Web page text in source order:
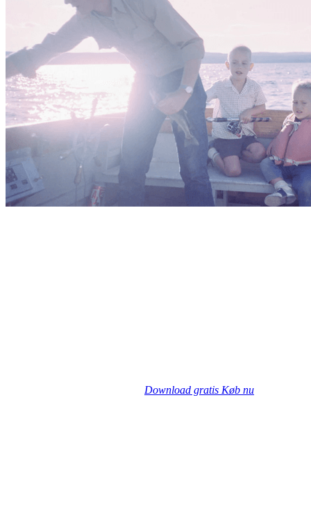
Download gratis Køb nu